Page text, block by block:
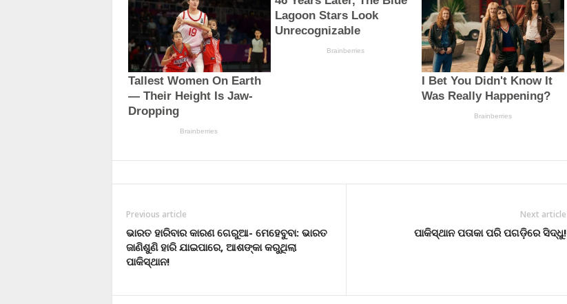
Previous article
ଭାରତ ହାରିବାର କାରଣ ଗେରୁଆ- ମେହେବୁବା: ଭାରତ
ଜାଣିଶୁଣି ହାରି ଯାଇପାରେ, ଆଶଙ୍କା କରୁଥିଲା
ପାକିସ୍ଥାନ!
Next article
ପାକିସ୍ଥାନ ପତାକା ପରି ପଗଡ଼ିରେ ସିଦ୍ଧୁ!